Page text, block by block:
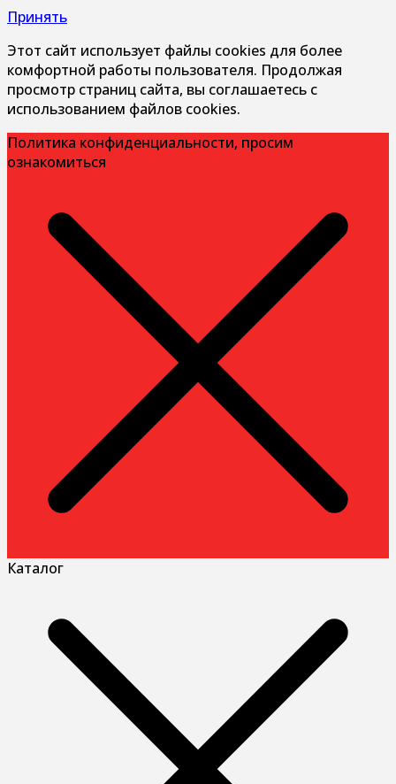
Принять
Этот сайт использует файлы cookies для более
комфортной работы пользователя. Продолжая
просмотр страниц сайта, вы соглашаетесь с
использованием файлов cookies.
Политика конфиденциальности, просим
ознакомиться
Каталог